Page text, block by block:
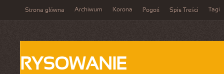
Strona główna Archiwum Korona Pogoń Spis Treści Tagi
RYSOWANIE